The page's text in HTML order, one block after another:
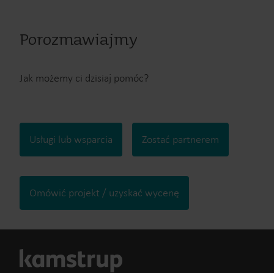
Porozmawiajmy
Jak możemy ci dzisiaj pomóc?
Usługi lub wsparcia Zostać partnerem
Omówić projekt / uzyskać wycenę